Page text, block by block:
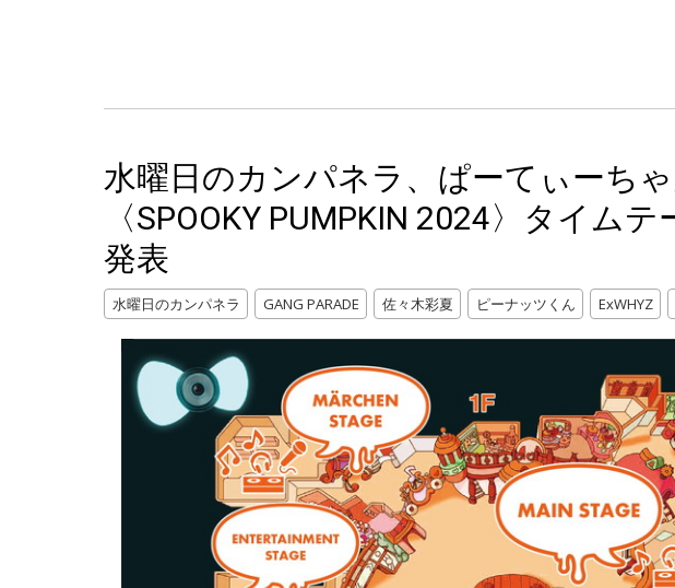
水曜日のカンパネラ、ぱーてぃーち
〈SPOOKY PUMPKIN 2024〉タイム
発表
水曜日のカンパネラ GANG PARADE 佐々木彩夏 ピーナッツくん ExWHYZ